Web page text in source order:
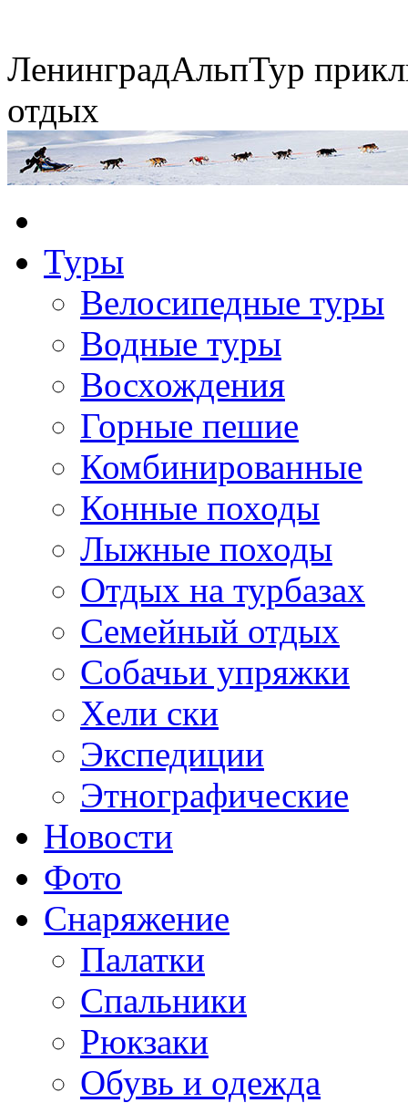
ЛенинградАльпТур
отдых
Туры
Велосипедные туры
Водные туры
Восхождения
Горные пешие
Комбинированные
Конные походы
Лыжные походы
Отдых на турбазах
Семейный отдых
Собачьи упряжки
Хели ски
Экспедиции
Этнографические
Новости
Фото
Снаряжение
Палатки
Спальники
Рюкзаки
Обувь и одежда